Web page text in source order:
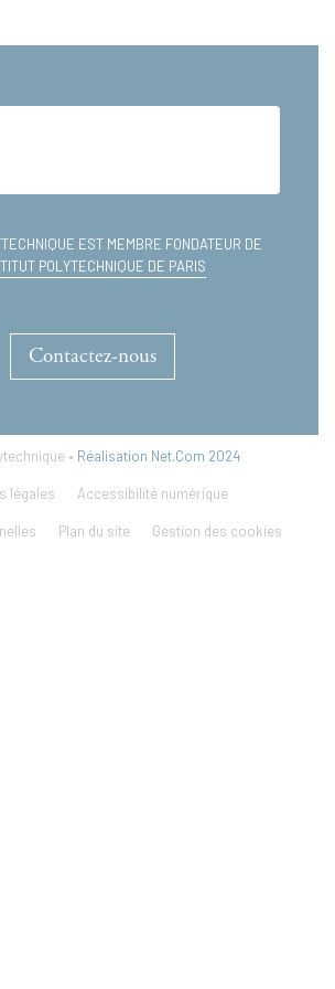
EST MEMBRE FONDATEUR DE
POLYTECHNIQUE DE PARIS
Contactez-nous
• Réalisation Net.Com 2024
légales Accessibilité numérique
Plan du site Gestion des cookies